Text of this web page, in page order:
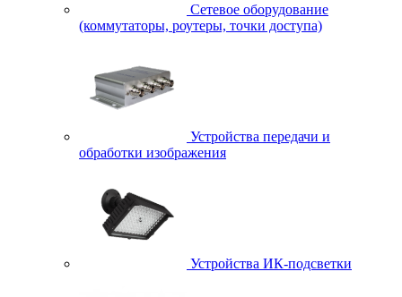
Сетевое оборудование
(коммутаторы, роутеры, точки доступа)
Устройства передачи и
обработки изображения
Устройства ИК-подсветки